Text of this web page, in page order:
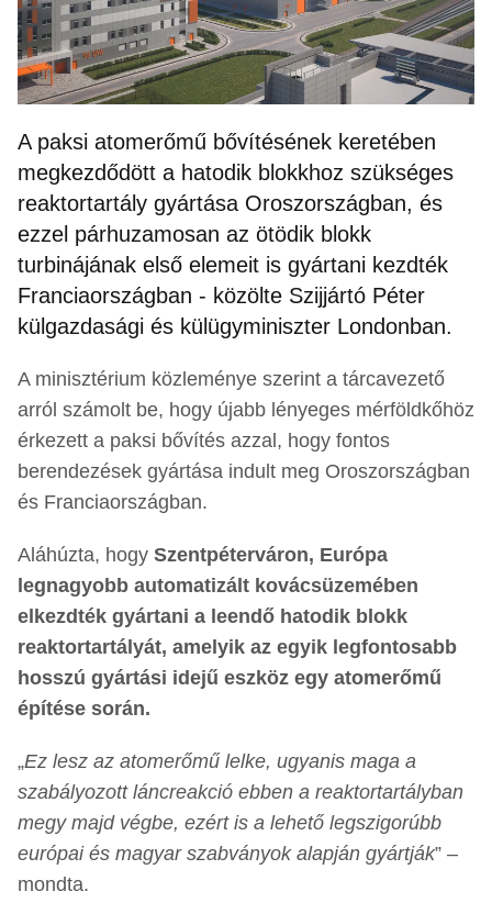
A paksi atomerőmű bővítésének keretében
megkezdődött a hatodik blokkhoz szükséges
reaktortartály gyártása Oroszországban, és
ezzel párhuzamosan az ötödik blokk
turbinájának első elemeit is gyártani kezdték
Franciaországban - közölte Szijjártó Péter
külgazdasági és külügyminiszter Londonban.
A minisztérium közleménye szerint a tárcavezető
arról számolt be, hogy újabb lényeges mérföldkőhöz
érkezett a paksi bővítés azzal, hogy fontos
berendezések gyártása indult meg Oroszországban
és Franciaországban.
Aláhúzta, hogy Szentpéterváron, Európa
legnagyobb automatizált kovácsüzemében
elkezdték gyártani a leendő hatodik blokk
reaktortartályát, amelyik az egyik legfontosabb
hosszú gyártási idejű eszköz egy atomerőmű
építése során.
„Ez lesz az atomerőmű lelke, ugyanis maga a
szabályozott láncreakció ebben a reaktortartályban
megy majd végbe, ezért is a lehető legszigorúbb
európai és magyar szabványok alapján gyártják” –
mondta.